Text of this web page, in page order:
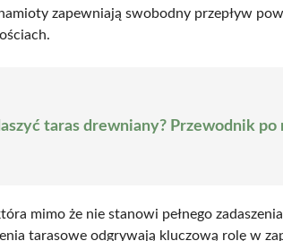
zapewniają swobodny przepływ
taras drewniany? Przewodnik po
mimo że nie stanowi pełnego
tarasowe odgrywają kluczową rolę w